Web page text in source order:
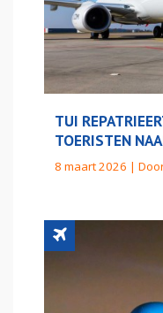
TUI
TOERISTEN
8 maart 2026 |